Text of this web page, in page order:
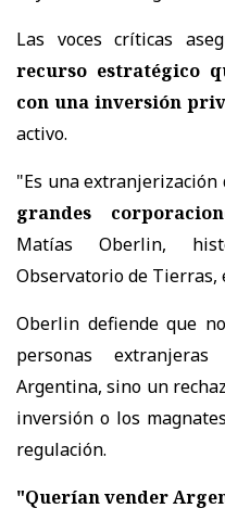
Las voces críticas
recurso estratégico
con una inversión
activo.
"Es una
grandes
Matías Oberlin,
Observatorio de Tierras,
Oberlin defiende que
personas
Argentina, sino un
inversión o los
regulación.
"Querían vender